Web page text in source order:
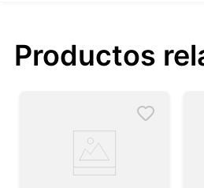
Productos